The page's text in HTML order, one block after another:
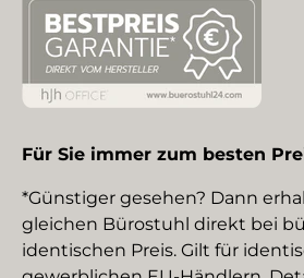
Für Sie immer zum besten
*Günstiger gesehen? Dann
gleichen Bürostuhl direkt bei
identischen Preis. Gilt für